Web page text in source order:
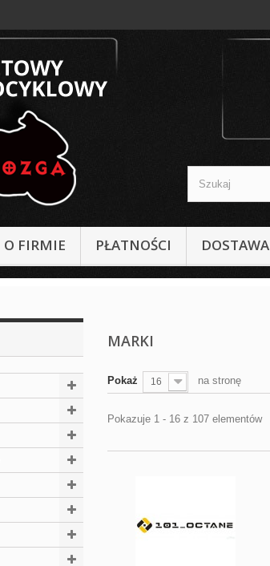
O FIRMIE PŁATNOŚCI DOSTAWA
MARKI
Pokaż 16 na stronę
Pokazuje 1 - 16 z 107 elementów